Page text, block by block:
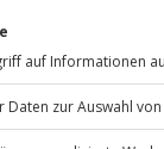
schweizer.de/